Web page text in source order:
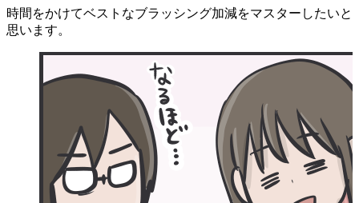
時間をかけてベストなブラッシング加減をマスターしたいと
思います。